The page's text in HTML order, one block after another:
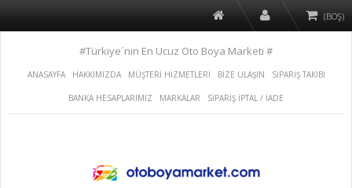
(BOŞ)
#Türkiye´nin En Ucuz Oto Boya Marketi #
ANASAYFA HAKKIMIZDA MÜŞTERİ HİZMETLERİ BİZE ULAŞIN SİPARİŞ TAKİBİ
BANKA HESAPLARIMIZ MARKALAR SİPARİŞ İPTAL / İADE